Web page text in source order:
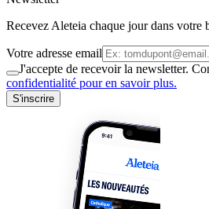
Recevez Aleteia chaque jour dans votre
Votre adresse email
J'accepte de recevoir la newsletter.
confidentialité pour en savoir plus.
S'inscrire